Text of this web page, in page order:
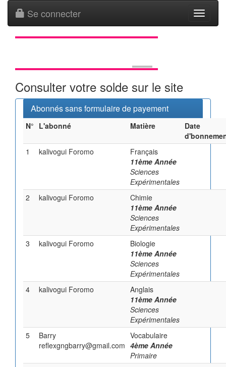
Toggle
Se connecter
Consulter votre solde sur le site
Abonnés sans formulaire de payement
N° L'abonné Matière
Date
1
kalivogui Foromo
Français
11ème Année
Sciences
Expérimentales
2
kalivogui Foromo
Chimie
11ème Année
Sciences
Expérimentales
3
kalivogui Foromo
Biologie
11ème Année
Sciences
Expérimentales
4
kalivogui Foromo
Anglais
11ème Année
Sciences
Expérimentales
5
Barry
reflexgngbarry@gmail.com
Vocabulaire
4ème Année
Primaire